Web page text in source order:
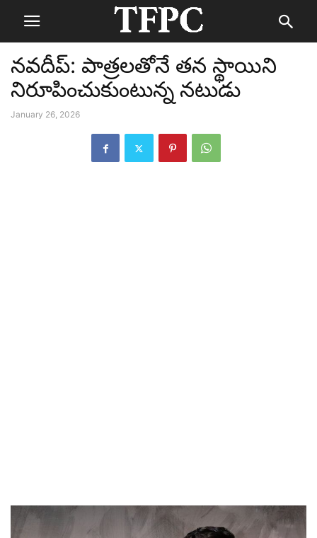
నవదీప్: పాత్రలతోనే తన స్థాయిని
నిరూపించుకుంటున్న నటుడు
January 26, 2026